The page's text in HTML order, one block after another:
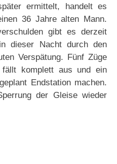
ermittelt, handelt es
36 Jahre alten Mann.
gibt es derzeit
dieser Nacht durch den
Verspätung. Fünf Züge
fällt komplett aus und ein
Endstation machen.
der Gleise wieder